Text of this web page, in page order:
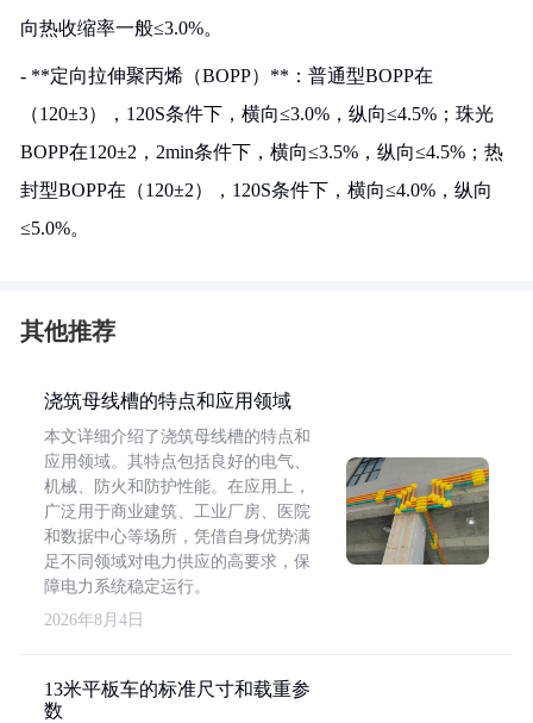
向热收缩率一般≤3.0%。
- **定向拉伸聚丙烯（BOPP）**：普通型BOPP在
（120±3），120S条件下，横向≤3.0%，纵向≤4.5%；珠光
BOPP在120±2，2min条件下，横向≤3.5%，纵向≤4.5%；热
封型BOPP在（120±2），120S条件下，横向≤4.0%，纵向
≤5.0%。
其他推荐
浇筑母线槽的特点和应用领域
本文详细介绍了浇筑母线槽的特点和
应用领域。其特点包括良好的电气、
机械、防火和防护性能。在应用上，
广泛用于商业建筑、工业厂房、医院
和数据中心等场所，凭借自身优势满
足不同领域对电力供应的高要求，保
障电力系统稳定运行。
2026年8月4日
13米平板车的标准尺寸和载重参
数